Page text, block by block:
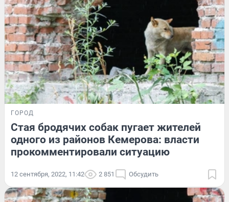
ГОРОД
Стая бродячих собак пугает жителей
одного из районов Кемерова: власти
прокомментировали ситуацию
12 сентября, 2022, 11:42 2 851 Обсудить